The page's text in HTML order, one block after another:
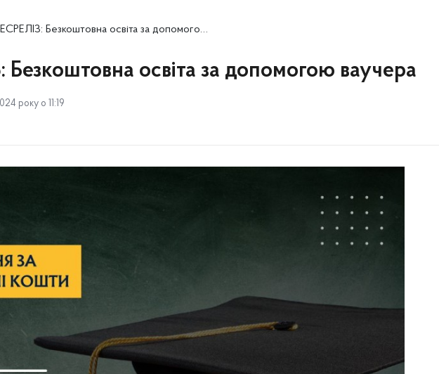
Безкоштовна освіта за допомогою ваучера
освіта за допомогою ваучера
року о 11:19